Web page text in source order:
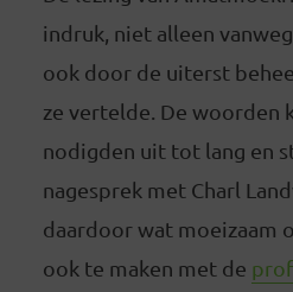
indruk, niet alleen
ook door de uiterst
ze vertelde. De woorden
nodigden uit tot lang en
nagesprek met Charl
daardoor wat moeizaam
ook te maken met de